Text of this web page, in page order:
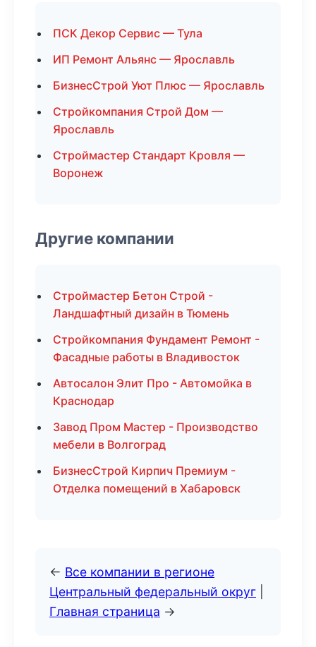
ПСК Декор Сервис — Тула
ИП Ремонт Альянс — Ярославль
БизнесСтрой Уют Плюс — Ярославль
Стройкомпания Строй Дом —
Ярославль
Строймастер Стандарт Кровля —
Воронеж
Другие компании
Строймастер Бетон Строй -
Ландшафтный дизайн в Тюмень
Стройкомпания Фундамент Ремонт -
Фасадные работы в Владивосток
Автосалон Элит Про - Автомойка в
Краснодар
Завод Пром Мастер - Производство
мебели в Волгоград
БизнесСтрой Кирпич Премиум -
Отделка помещений в Хабаровск
← Все компании в регионе
Центральный федеральный округ
Главная страница →